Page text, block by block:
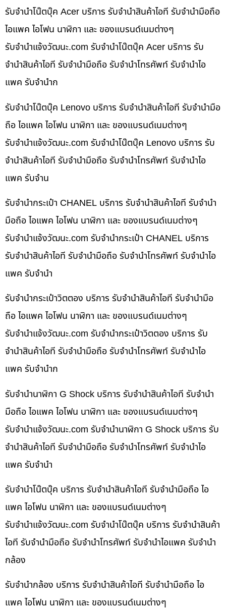
รับจำนำโน๊ตบุ๊ค Acer บริการ รับจำนำสินค้าไอที รับจำนำมือถือ
ไอแพค ไอโฟน นาฬิกา และ ของแบรนด์เนมต่างๆ
รับจํานําแจ้งวัฒนะ.com รับจำนำโน๊ตบุ๊ค Acer บริการ รับ
จำนำสินค้าไอที รับจำนำมือถือ รับจำนำโทรศัพท์ รับจำนำไอ
แพค รับจำนำก
รับจำนำโน๊ตบุ๊ค Lenovo บริการ รับจำนำสินค้าไอที รับจำนำมือ
ถือ ไอแพค ไอโฟน นาฬิกา และ ของแบรนด์เนมต่างๆ
รับจํานําแจ้งวัฒนะ.com รับจำนำโน๊ตบุ๊ค Lenovo บริการ รับ
จำนำสินค้าไอที รับจำนำมือถือ รับจำนำโทรศัพท์ รับจำนำไอ
แพค รับจำน
รับจำนำกระเป๋า CHANEL บริการ รับจำนำสินค้าไอที รับจำนำ
มือถือ ไอแพค ไอโฟน นาฬิกา และ ของแบรนด์เนมต่างๆ
รับจํานําแจ้งวัฒนะ.com รับจำนำกระเป๋า CHANEL บริการ
รับจำนำสินค้าไอที รับจำนำมือถือ รับจำนำโทรศัพท์ รับจำนำไอ
แพค รับจำนำ
รับจำนำกระเป๋าวิตตอง บริการ รับจำนำสินค้าไอที รับจำนำมือ
ถือ ไอแพค ไอโฟน นาฬิกา และ ของแบรนด์เนมต่างๆ
รับจํานําแจ้งวัฒนะ.com รับจำนำกระเป๋าวิตตอง บริการ รับ
จำนำสินค้าไอที รับจำนำมือถือ รับจำนำโทรศัพท์ รับจำนำไอ
แพค รับจำนำก
รับจำนำนาฬิกา G Shock บริการ รับจำนำสินค้าไอที รับจำนำ
มือถือ ไอแพค ไอโฟน นาฬิกา และ ของแบรนด์เนมต่างๆ
รับจํานําแจ้งวัฒนะ.com รับจำนำนาฬิกา G Shock บริการ รับ
จำนำสินค้าไอที รับจำนำมือถือ รับจำนำโทรศัพท์ รับจำนำไอ
แพค รับจำนำ
รับจำนำโน๊ตบุ๊ค บริการ รับจำนำสินค้าไอที รับจำนำมือถือ ไอ
แพค ไอโฟน นาฬิกา และ ของแบรนด์เนมต่างๆ
รับจํานําแจ้งวัฒนะ.com รับจำนำโน๊ตบุ๊ค บริการ รับจำนำสินค้า
ไอที รับจำนำมือถือ รับจำนำโทรศัพท์ รับจำนำไอแพค รับจำนำ
กล้อง
รับจำนำกล้อง บริการ รับจำนำสินค้าไอที รับจำนำมือถือ ไอ
แพค ไอโฟน นาฬิกา และ ของแบรนด์เนมต่างๆ